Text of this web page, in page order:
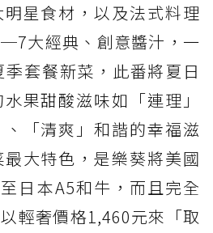
星食材，以及法式料理
大經典、創意醬汁，一
套餐新菜，此番將夏日
果甜酸滋味如「連理」
「清爽」和諧的幸福滋
大特色，是樂葵將美國
日本A5和牛，而且完全
輕奢價格1,460元來「取